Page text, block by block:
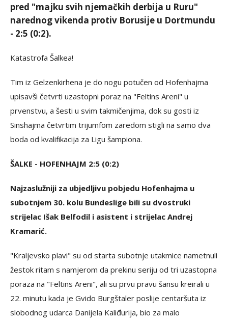
pred "majku svih njemačkih derbija u Ruru"
narednog vikenda protiv Borusije u Dortmundu
- 2:5 (0:2).
Katastrofa Šalkea!
Tim iz Gelzenkirhena je do nogu potučen od Hofenhajma
upisavši četvrti uzastopni poraz na "Feltins Areni" u
prvenstvu, a šesti u svim takmičenjima, dok su gosti iz
Sinshajma četvrtim trijumfom zaredom stigli na samo dva
boda od kvalifikacija za Ligu šampiona.
ŠALKE - HOFENHAJM 2:5 (0:2)
Najzaslužniji za ubjedljivu pobjedu Hofenhajma u
subotnjem 30. kolu Bundeslige bili su dvostruki
strijelac Išak Belfodil i asistent i strijelac Andrej
Kramarić.
"Kraljevsko plavi" su od starta subotnje utakmice nametnuli
žestok ritam s namjerom da prekinu seriju od tri uzastopna
poraza na "Feltins Areni", ali su prvu pravu šansu kreirali u
22. minutu kada je Gvido Burgštaler poslije centaršuta iz
slobodnog udarca Danijela Kaliđurija, bio za malo